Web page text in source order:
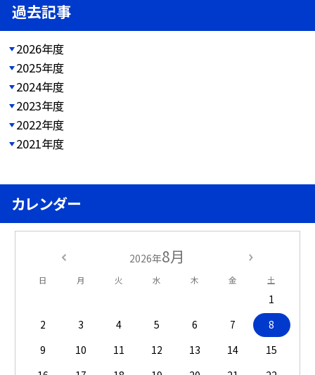
過去記事
2026年度
2025年度
2024年度
2023年度
2022年度
2021年度
カレンダー
2026年8月
日 月 火 水 木 金 土
1
2
3 4 5 6 7
8
9
10 11 12 13 14
15